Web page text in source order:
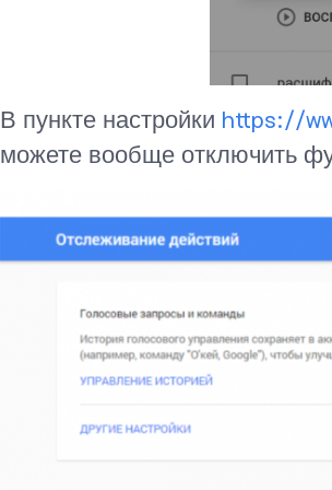
В пункте настройки https://
можете вообще отключить